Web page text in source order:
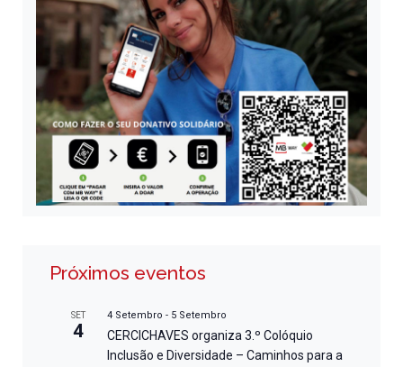
Próximos eventos
SET
4
4 Setembro - 5 Setembro
CERCICHAVES organiza 3.º Colóquio
Inclusão e Diversidade – Caminhos para a